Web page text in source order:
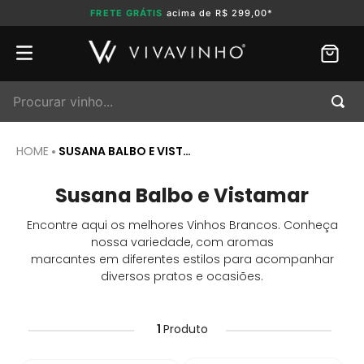
FRETE GRÁTIS acima de R$ 299,00*
SUSANA BALBO E VISTAMAR
Susana Balbo e Vistamar
Encontre aqui os melhores Vinhos Brancos. Conheça
nossa variedade, com aromas
marcantes em diferentes estilos para acompanhar
diversos pratos e ocasiões.
1 Produto